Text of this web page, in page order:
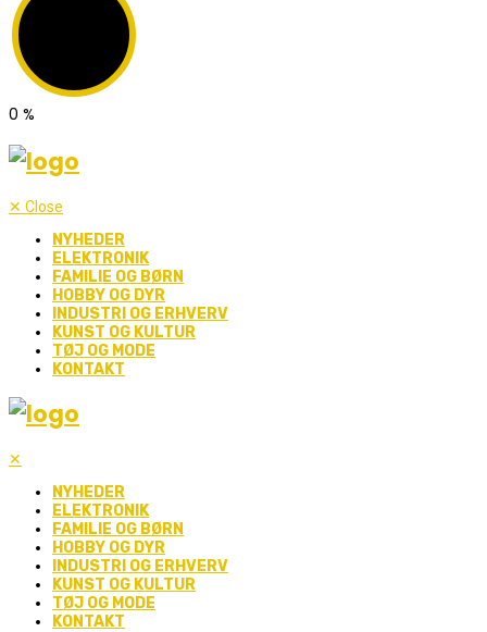
0 %
✕ Close
NYHEDER
ELEKTRONIK
FAMILIE OG BØRN
HOBBY OG DYR
INDUSTRI OG ERHVERV
KUNST OG KULTUR
TØJ OG MODE
KONTAKT
✕
NYHEDER
ELEKTRONIK
FAMILIE OG BØRN
HOBBY OG DYR
INDUSTRI OG ERHVERV
KUNST OG KULTUR
TØJ OG MODE
KONTAKT